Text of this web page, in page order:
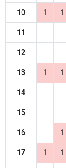
10 1 1
11
12
13 1 1
14
15
16 1
17 1 1